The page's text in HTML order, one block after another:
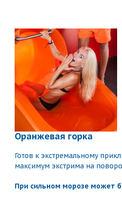
Оранжевая горка
Готов к экстремальному
максимум экстрима на
При сильном морозе может